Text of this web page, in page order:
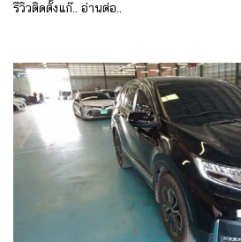
รีวิวติดตั้งแก๊.. อ่านต่อ..